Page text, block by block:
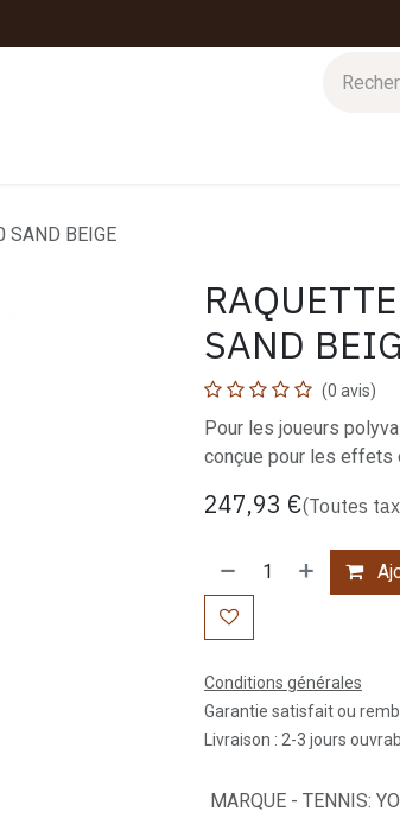
SAND BEIGE
SAND
(0 avis)
Pour les joueurs
conçue pour les effets
247,93 €(Toutes
Conditions générales
Garantie satisfait ou
Livraison : 2-3 jours
MARQUE - TENNIS: